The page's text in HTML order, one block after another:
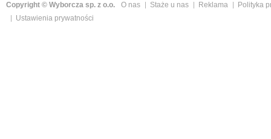
Copyright © Wyborcza sp. z o.o. O nas Staże u nas Reklama
Polityka
Ustawienia prywatności